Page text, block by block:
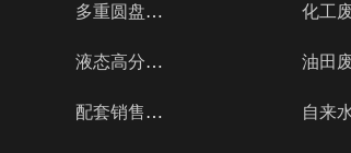
多重圆盘式
液态高分子
配套销售水
化工
油田
自来